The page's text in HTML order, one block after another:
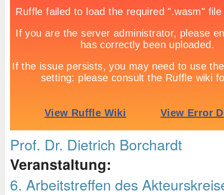
Prof. Dr. Dietrich Borchardt
Veranstaltung:
6. Arbeitstreffen des